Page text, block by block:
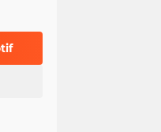
Gubernur Al Haris Buka Jambi Elok Nian Kota Jambi 2026: Bahagia Berbudaya di Serambi Tanah Pilih Pusako Betuah